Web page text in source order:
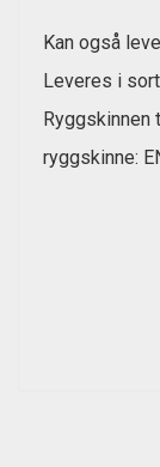
Kan også
Leveres i
ryggskinne: